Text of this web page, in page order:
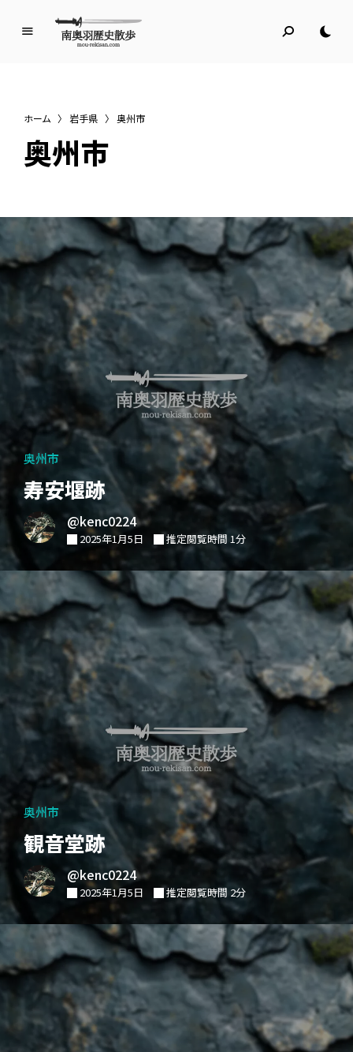
歴
史
散
歩
ホーム 〉 岩手県 〉 奥州市
奥州市
奥州市
寿安堰跡
@kenc0224
2025年1月5日 推定閲覧時間 1分
奥州市
観音堂跡
@kenc0224
2025年1月5日 推定閲覧時間 2分